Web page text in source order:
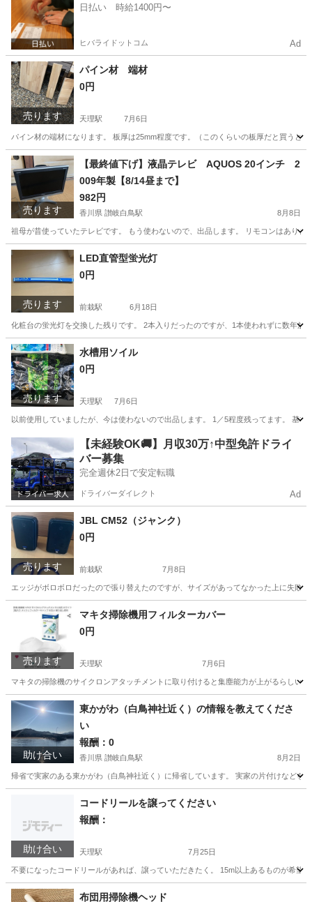
日払い 時給1400円〜
ヒバライドットコム Ad
売ります
パイン材 端材
0円
天理駅 7月6日
パイン材の端材になります。 板厚は25mm程度です。（このくらいの板厚だと買うと
奈良 天理市 天理駅 その他
売ります
【最終値下げ】液晶テレビ AQUOS 20インチ 2
009年製【8/14昼まで】
982円
香川県 讃岐白鳥駅 8月8日
祖母が昔使っていたテレビです。 もう使わないので、出品します。 リモコンはあり
香川 東かがわ市 讃岐白鳥駅
売ります
LED直管型蛍光灯
0円
前栽駅 6月18日
化粧台の蛍光灯を交換した残りです。 2本入りだったのですが、1本使われずに数年
奈良 天理市 前栽駅
売ります
水槽用ソイル
0円
天理駅 7月6日
以前使用していましたが、今は使わないので出品します。 1／5程度残ってます。 基
天理市 天理駅 その他 ソイル
【未経験OK🚚】月収30万↑中型免許ドライ
バー募集
完全週休2日で安定転職
ドライバーダイレクト Ad
売ります
JBL CM52（ジャンク）
0円
前栽駅 7月8日
エッジがボロボロだったので張り替えたのですが、サイズがあってなかった上に失敗
奈良 天理市 前栽駅 オーディオ
売ります
マキタ掃除機用フィルターカバー
0円
天理駅 7月6日
マキタの掃除機のサイクロンアタッチメントに取り付けると集塵能力が上がるらしい
奈良 天理市 天理駅 生活家電 マキタ
助け合い
東かがわ（白鳥神社近く）の情報を教えてくださ
い
報酬：0
香川県 讃岐白鳥駅 8月2日
帰省で実家のある東かがわ（白鳥神社近く）に帰省しています。 実家の片付けなど
讃岐白鳥駅 教えて 片付け
助け合い
コードリールを譲ってください
報酬：
天理駅 7月25日
不要になったコードリールがあれば、譲っていただきたく。 15m以上あるものが希望
奈良 天理市 天理駅 買いたい/ください
布団用掃除機ヘッド